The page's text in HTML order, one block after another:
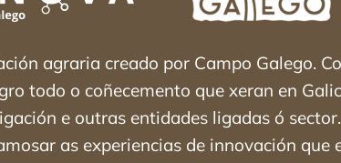
agraria creado por Campo Galego.
todo o coñecemento que xeran en
e outras entidades ligadas ó
as experiencias de innovación que